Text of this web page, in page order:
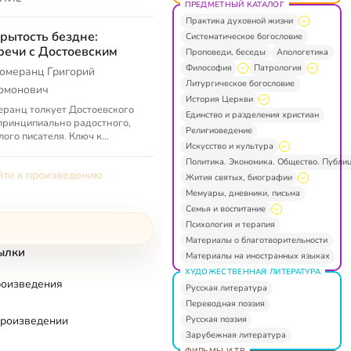
бездне:
с Достоевским
Григорий
толкует Достоевского
радостного,
писателя. Ключ к
оказалось… ...
к произведению
ПРЕДМЕТНЫЙ КАТАЛОГ
Практика духовной жизни
Систематическое богословие
Проповеди, беседы
Апологетика
Философия
Патрология
Литургическое богословие
История Церкви
Единство и разделения христиан
Религиоведение
Искусство и культура
Политика. Экономика. Общество.
Жития святых, биографии
Мемуары, дневники, письма
Семья и воспитание
Психология и терапия
Материалы о благотворительности
Материалы на иностранных языках
ХУДОЖЕСТВЕННАЯ ЛИТЕРАТУРА
Русская литература
Переводная поэзия
Русская поэзия
Зарубежная литература